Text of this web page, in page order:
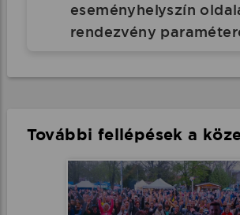
eseményhelyszín
rendezvény
További fellépések a